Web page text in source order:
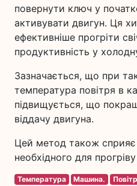
повернути ключ у
активувати двигун. Ця
ефективніше прогріти
продуктивність у
Зазначається, що при
температура повітря в
підвищується, що
віддачу двигуна.
Цей метод також
необхідного для
Температура Машина.